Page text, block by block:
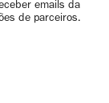
emails da
de parceiros.